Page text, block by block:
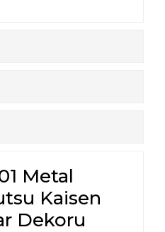
Metal
Kaisen
Dekoru